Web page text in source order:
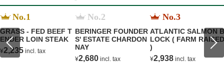
No.1
GRASS - FED BEEF T
ENDER LOIN STEAK
¥2,235 incl. tax
No.2
BERINGER FOUNDER
S' ESTATE CHARDON
NAY
¥2,680 incl. tax
No.3
ATLANTIC SALMON B
LOCK ( FARM RAISED
)
¥2,938 incl. tax